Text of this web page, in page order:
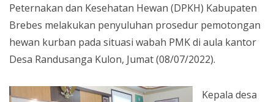
Peternakan dan Kesehatan Hewan (DPKH) Kabupaten
Brebes melakukan penyuluhan prosedur pemotongan
hewan kurban pada situasi wabah PMK di aula kantor
Desa Randusanga Kulon, Jumat (08/07/2022).
Kepala desa